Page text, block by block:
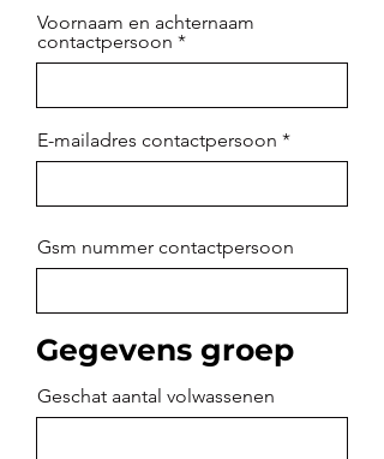
Voornaam en achternaam
contactpersoon
E-mailadres contactpersoon
Gsm nummer contactpersoon
Gegevens groep
Geschat aantal volwassenen